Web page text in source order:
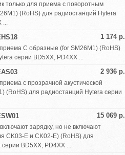
только для приема с поворотным
(RoHS) для радиостанций Hytera
...
1 174 р.
C образные (for SM26M1) (RoHS)
серии BD5XX, PD4XX ...
2 936 р.
с прозрачной акустической
(RoHS) для радиостанций Hytera серии
15 069 р.
зарядку, но не включают
CK03-E и CK02-E) (RoHS) для
BD5XX, PD4XX ...